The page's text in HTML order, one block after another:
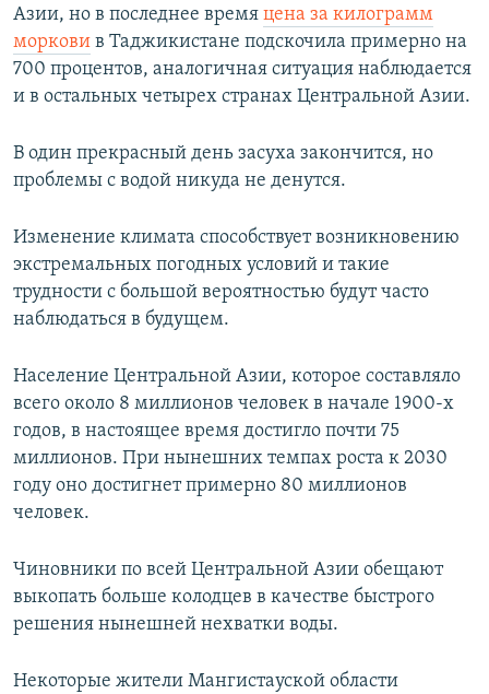
Азии, но в последнее время цена за килограмм
моркови в Таджикистане подскочила примерно на
700 процентов, аналогичная ситуация наблюдается
и в остальных четырех странах Центральной Азии.
В один прекрасный день засуха закончится, но
проблемы с водой никуда не денутся.
Изменение климата способствует возникновению
экстремальных погодных условий и такие
трудности с большой вероятностью будут часто
наблюдаться в будущем.
Население Центральной Азии, которое составляло
всего около 8 миллионов человек в начале 1900-х
годов, в настоящее время достигло почти 75
миллионов. При нынешних темпах роста к 2030
году оно достигнет примерно 80 миллионов
человек.
Чиновники по всей Центральной Азии обещают
выкопать больше колодцев в качестве быстрого
решения нынешней нехватки воды.
Некоторые жители Мангистауской области